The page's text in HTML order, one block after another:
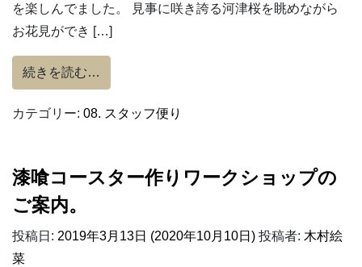
を楽しんでました。 見事に咲き誇る河津桜を眺めながら
お花見ができ […]
続きを読む…
カテゴリー: 08. スタッフ便り
漆喰コースター作りワークショップの
ご案内。
投稿日: 2019年3月13日 (2020年10月10日) 投稿者: 木村絵
菜